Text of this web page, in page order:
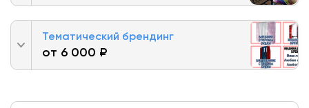
Тематический брендинг
от 6 000 ₽